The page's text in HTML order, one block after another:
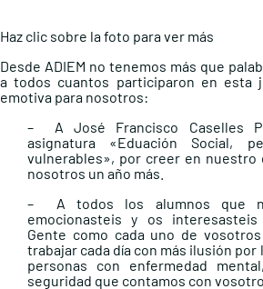
Haz clic sobre la foto para ver más
Desde ADIEM no tenemos más que
a todos cuantos participaron en esta
emotiva para nosotros:
– A José Francisco Caselles
asignatura «Eduación Social,
vulnerables», por creer en nuestro
nosotros un año más.
– A todos los alumnos que
emocionasteis y os
Gente como cada uno de
trabajar cada día con más ilusión por
personas con enfermedad
seguridad que contamos con